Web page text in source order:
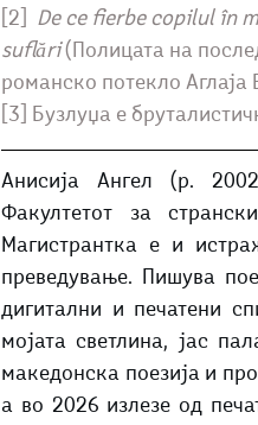
[2] De ce fierbe copilul în
suflări (Полицата на
романско потекло Аглаја
[3] Бузлуџа е
Анисија Ангел (р.
Факултетот за
Магистрантка е и
преведување. Пишува
дигитални и печатени
мојата светлина, јас
македонска поезија и
а во 2026 излезе од